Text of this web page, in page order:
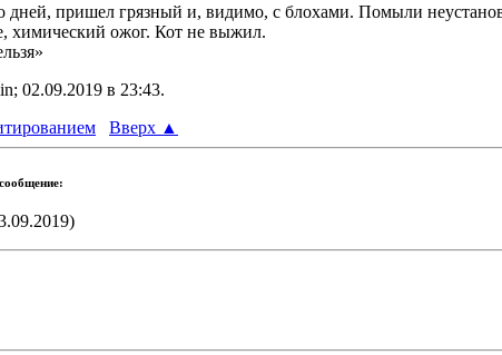
дней, пришел грязный и, видимо, с блохами. Помыли
химический ожог. Кот не выжил.
02.09.2019 в 23:43.
Вверх ▲